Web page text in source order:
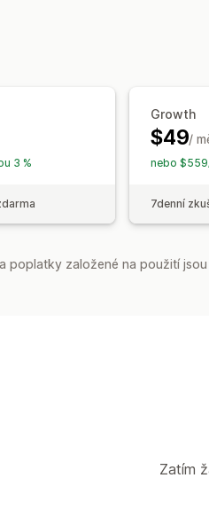
3 %
Growth
$49/
nebo
7denní
poplatky založené na použití
Zatím